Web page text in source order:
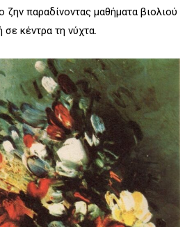
ζην παραδίνοντας μαθήματα βιολιού
σε κέντρα τη νύχτα.